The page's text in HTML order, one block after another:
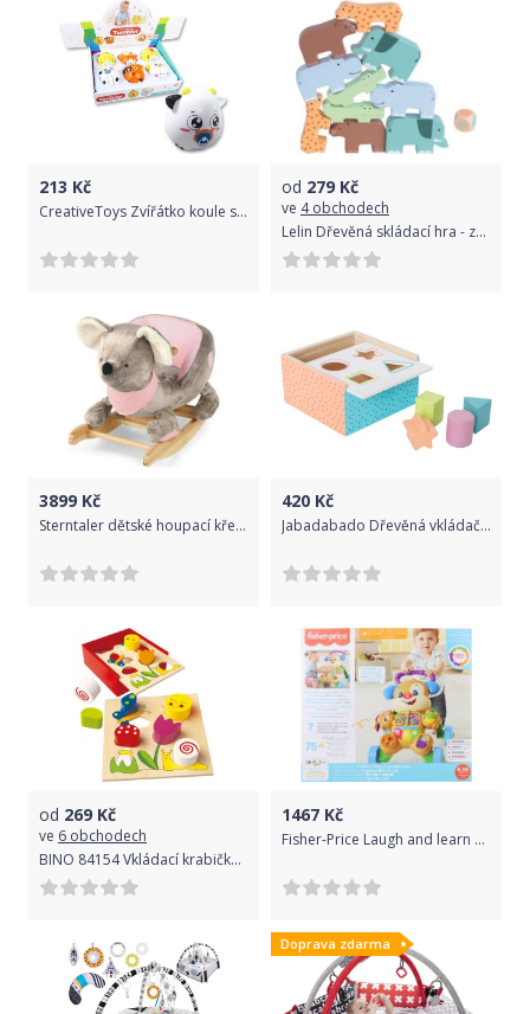
213 Kč
CreativeToys Zvířátko koule se zvukem
od 279 Kč
ve 4 obchodech
Lelin Dřevěná skládací hra - zvířátka, 10ks + hrací kostka
3899 Kč
Sterntaler dětské houpací křeslo myška Mabel 9902001
420 Kč
Jabadabado Dřevěná vkládačka, barevná
od 269 Kč
ve 6 obchodech
BINO 84154 Vkládací krabička - Louka
1467 Kč
Fisher-Price Laugh and learn Chodítko pejsek GXR71TV 1.9.-31.12.
Doprava zdarma